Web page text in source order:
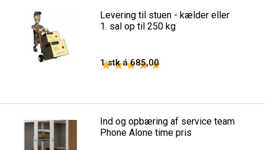
Levering til stuen - kælder eller
1. sal op til 250 kg
1 stk á 685,00
Vurdering:
Ind og opbæring af service team
Phone Alone time pris